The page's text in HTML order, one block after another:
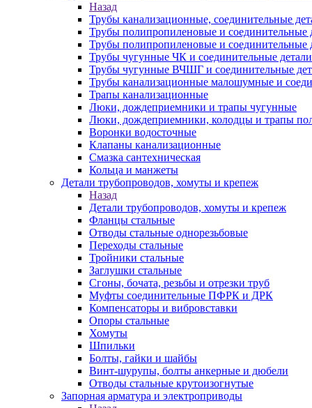
Назад
Трубы канализационные, соединительные
Трубы полипропиленовые и соединительные
Трубы полипропиленовые и соединительные
Трубы чугунные ЧК и соединительные детали
Трубы чугунные ВЧШГ и соединительные
Трубы канализационные малошумные и
Трапы канализационные
Люки, дождеприемники и трапы чугунные
Люки, дождеприемники, колодцы и трапы
Воронки водосточные
Клапаны канализационные
Смазка сантехническая
Кольца и манжеты
Детали трубопроводов, хомуты и крепеж
Назад
Детали трубопроводов, хомуты и крепеж
Фланцы стальные
Отводы стальные однорезьбовые
Переходы стальные
Тройники стальные
Заглушки стальные
Сгоны, бочата, резьбы и отрезки труб
Муфты соединительные ПФРК и ДРК
Компенсаторы и вибровставки
Опоры стальные
Хомуты
Шпильки
Болты, гайки и шайбы
Винт-шурупы, болты анкерные и дюбели
Отводы стальные крутоизогнутые
Запорная арматура и электроприводы